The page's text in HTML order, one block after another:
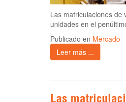
Las matriculaciones de
unidades en el
Publicado en Mercado
Leer más ...